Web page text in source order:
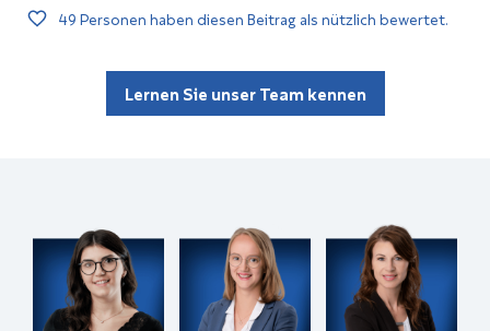
49Personen haben diesen Beitrag als nützlich bewertet.
Lernen Sie unser Team kennen